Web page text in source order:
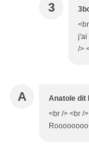
3
j'ai
/>
A Anatole dit
<br /> <br /